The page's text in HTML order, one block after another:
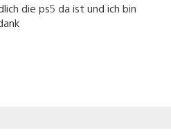
die ps5 da ist und ich bin